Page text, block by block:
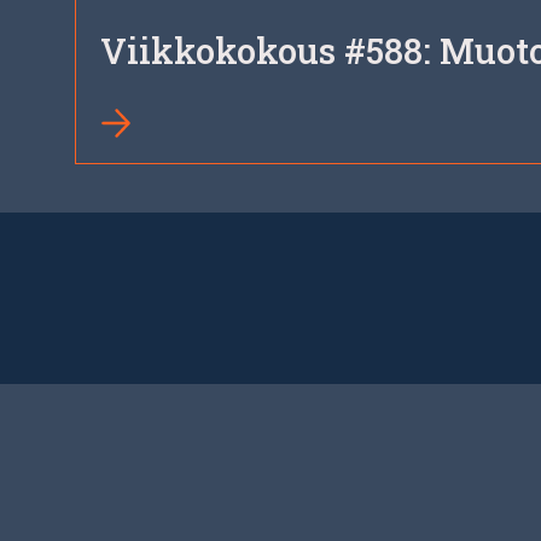
Viikkokokous #588: